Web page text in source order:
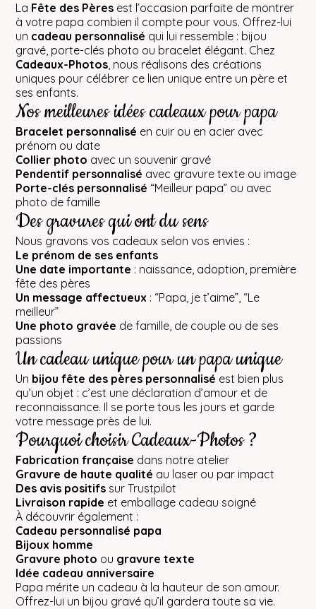
La Fête des Pères est l’occasion parfaite de montrer
à votre papa combien il compte pour vous. Offrez-lui
un cadeau personnalisé qui lui ressemble : bijou
gravé, porte-clés photo ou bracelet élégant. Chez
Cadeaux-Photos, nous réalisons des créations
uniques pour célébrer ce lien unique entre un père et
ses enfants.
Nos meilleures idées cadeaux pour papa
Bracelet personnalisé en cuir ou en acier avec
prénom ou date
Collier photo avec un souvenir gravé
Pendentif personnalisé avec gravure texte ou image
Porte-clés personnalisé “Meilleur papa” ou avec
photo de famille
Des gravures qui ont du sens
Nous gravons vos cadeaux selon vos envies :
Le prénom de ses enfants
Une date importante : naissance, adoption, première
fête des pères
Un message affectueux : “Papa, je t’aime”, “Le
meilleur”
Une photo gravée de famille, de couple ou de ses
passions
Un cadeau unique pour un papa unique
Un bijou fête des pères personnalisé est bien plus
qu’un objet : c’est une déclaration d’amour et de
reconnaissance. Il se porte tous les jours et garde
votre message près de lui.
Pourquoi choisir Cadeaux-Photos ?
Fabrication française dans notre atelier
Gravure de haute qualité au laser ou par impact
Des avis positifs sur Trustpilot
Livraison rapide et emballage cadeau soigné
À découvrir également :
Cadeau personnalisé papa
Bijoux homme
Gravure photo ou gravure texte
Idée cadeau anniversaire
Papa mérite un cadeau à la hauteur de son amour.
Offrez-lui un bijou gravé qu’il gardera toute sa vie.